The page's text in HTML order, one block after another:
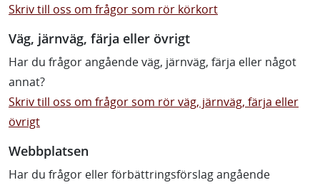
Skriv till oss om frågor som rör körkort
Väg, järnväg, färja eller övrigt
Har du frågor angående väg, järnväg, färja eller något
annat?
Skriv till oss om frågor som rör väg, järnväg, färja eller
övrigt
Webbplatsen
Har du frågor eller förbättringsförslag angående